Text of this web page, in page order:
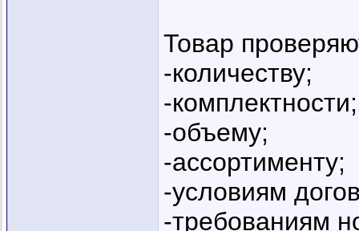
Товар
-количеству;
-комплектности;
-объему;
-ассортименту;
-условиям
-требованиям